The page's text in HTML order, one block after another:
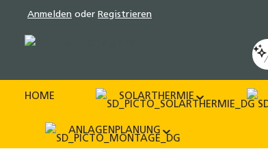
Zur Hauptnavigation springen
Anmelden oder Registrieren
HOME SOLARTHERMIE
ANLAGENPLANUNG